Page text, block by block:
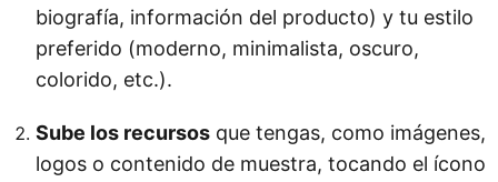
biografía, información del producto) y tu estilo
preferido (moderno, minimalista, oscuro,
colorido, etc.).
Sube los recursos que tengas, como imágenes,
logos o contenido de muestra, tocando el ícono